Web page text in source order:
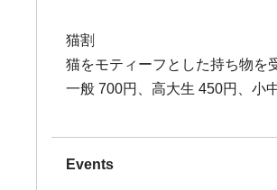
猫割
猫をモティーフとした持ち物を
一般 700円、高大生 450円、小
Events